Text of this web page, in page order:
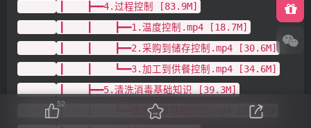
┃ ┣━━4.过程控制 [83.9M]
┃ ┃ ┣━━1.温度控制.mp4 [18.7M]
┃ ┃ ┣━━2.采购到储存控制.mp4 [30.6M]
┃ ┃ ┗━━3.加工到供餐控制.mp4 [34.6M]
┃ ┣━━5.清洗消毒基础知识 [39.3M]
┃ ┃ ┗━━清洗消毒基础知识.mp4 [39.3M]
52